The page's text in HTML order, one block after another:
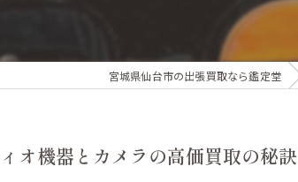
宮城県仙台市の出張買取なら鑑定堂
オ機器とカメラの高価買取の秘訣